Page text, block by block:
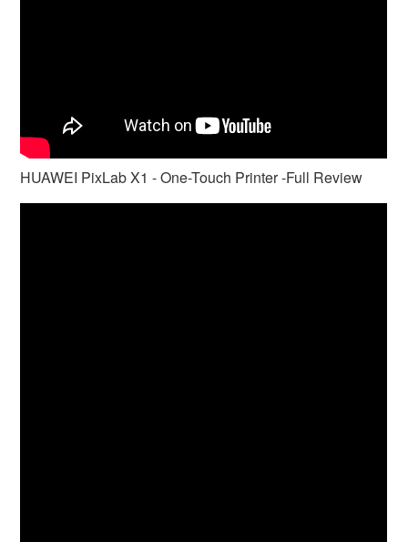
HUAWEI PixLab X1 - One-Touch Printer -Full Review